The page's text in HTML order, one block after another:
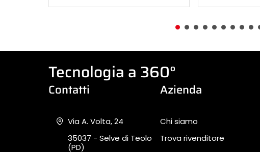
Tecnologia a 360°
Contatti
Via A. Volta, 24
35037 - Selve di Teolo
(PD)
Azienda
Chi siamo
Trova rivenditore